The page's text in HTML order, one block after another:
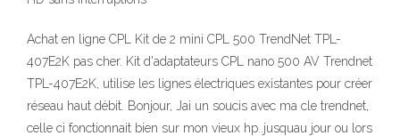
Achat en ligne CPL Kit de 2 mini CPL 500 TrendNet TPL-
407E2K pas cher. Kit d'adaptateurs CPL nano 500 AV Trendnet
TPL-407E2K, utilise les lignes électriques existantes pour créer
réseau haut débit. Bonjour, Jai un soucis avec ma cle trendnet,
celle ci fonctionnait bien sur mon vieux hp..jusquau jour ou lors